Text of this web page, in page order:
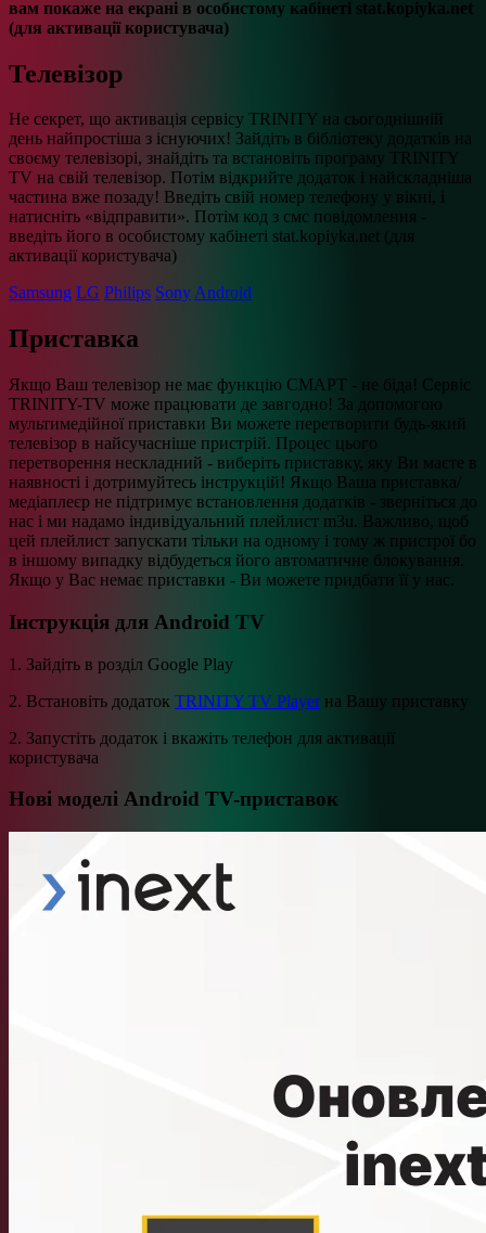
вам покаже на екрані в особистому кабінеті stat.kopiyka.net
(для активації користувача)
Телевізор
Не секрет, що активація сервісу TRINITY на сьогоднішній
день найпростіша з існуючих! Зайдіть в бібліотеку додатків на
своєму телевізорі, знайдіть та встановіть програму TRINITY
TV на свій телевізор. Потім відкрийте додаток і найскладніша
частина вже позаду! Введіть свій номер телефону у вікні, і
натисніть «відправити». Потім код з смс повідомлення -
введіть його в особистому кабінеті stat.kopiyka.net (для
активації користувача)
Samsung LG Philips SonyAndroid
Приставка
Якщо Ваш телевізор не має функцію СМАРТ - не біда! Сервіс
TRINITY-TV може працювати де завгодно! За допомогою
мультимедійної приставки Ви можете перетворити будь-який
телевізор в найсучасніше пристрій. Процес цього
перетворення нескладний - виберіть приставку, яку Ви маєте в
наявності і дотримуйтесь інструкцій! Якщо Ваша приставка/
медіаплеєр не підтримує встановлення додатків - зверніться до
нас і ми надамо індивідуальний плейлист m3u. Важливо, щоб
цей плейлист запускати тільки на одному і тому ж пристрої бо
в іншому випадку відбудеться його автоматичне блокування.
Якщо у Вас немає приставки - Ви можете придбати її у нас.
Інструкція для Android TV
1. Зайдіть в розділ Google Play
2. Встановіть додаток TRINITY TV Playerна Вашу приставку
2. Запустіть додаток і вкажіть телефон для активації
користувача
Нові моделі Android TV-приставок